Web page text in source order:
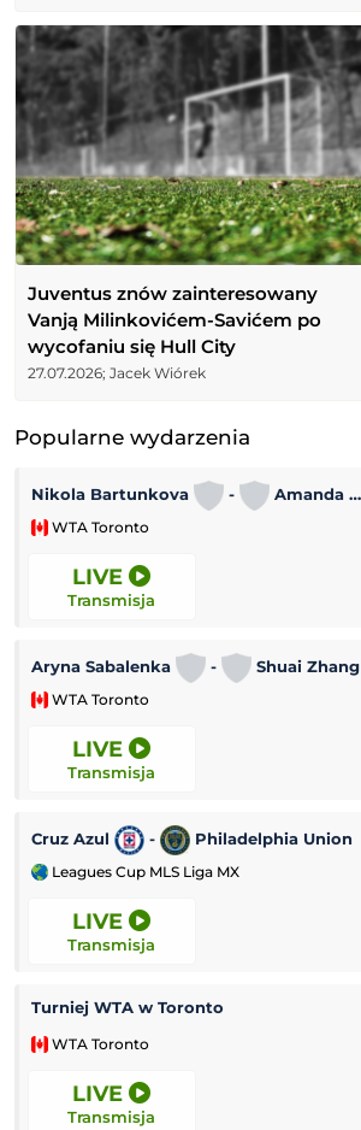
Juventus znów zainteresowany
Vanją Milinkovićem-Savićem po
wycofaniu się Hull City
27.07.2026; Jacek Wiórek
Popularne wydarzenia
Nikola Bartunkova - Amanda Anisimowa
WTA Toronto
LIVE
Transmisja
Aryna Sabalenka - Shuai Zhang
WTA Toronto
LIVE
Transmisja
Cruz Azul - Philadelphia Union
Leagues Cup MLS Liga MX
LIVE
Transmisja
Turniej WTA w Toronto
WTA Toronto
LIVE
Transmisja